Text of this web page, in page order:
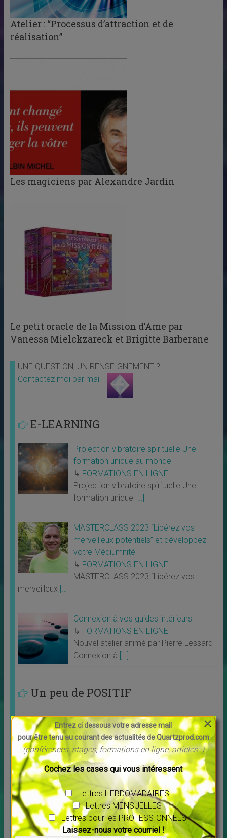
Atelier : “Processus d’attraction et de
réalisation”
Les magiciens par Alexandre Jardin
Le petit oracle de la Mission d’Ame par
Vanessa Mielckzareck et Brigitte Barberane
UNE QUESTION, UN RENSEIGNEMENT ?
Contactez moi par mail -
E-LEARNING
Projection vibratoire spirituelle Une
formation unique au monde
↳ FORMATIONS EN LIGNE
Projection vibratoire spirituelle Une
formation unique […]
MASTERCLASS 2023 “Libérez vos
merveilleux potentiels” et développez
votre Médiumnité
↳ FORMATIONS EN LIGNE
MASTERCLASS 2023 “Libérez vos
merveilleux […]
Connexion à vos guides intérieurs
↳ FORMATIONS EN LIGNE
Nouvel atelier animé par Pierre Lessard
Connexion à […]
Un peu de POSITIF
Découvrez Debowska Productions
↳LES MERVEILLES DU MONDE NOUVEAU,Livres
Entrez ci dessous votre adresse mail
pour être tenu au courant des actualités de Quartzprod.com
(conférences, stages, formations en ligne, articles..)
Cochez les cases qui vous intéressent
Lettres HEBDOMADAIRES
Lettres MENSUELLES
Lettres pour les PROFESSIONNELS
Laissez-nous votre courriel !
×